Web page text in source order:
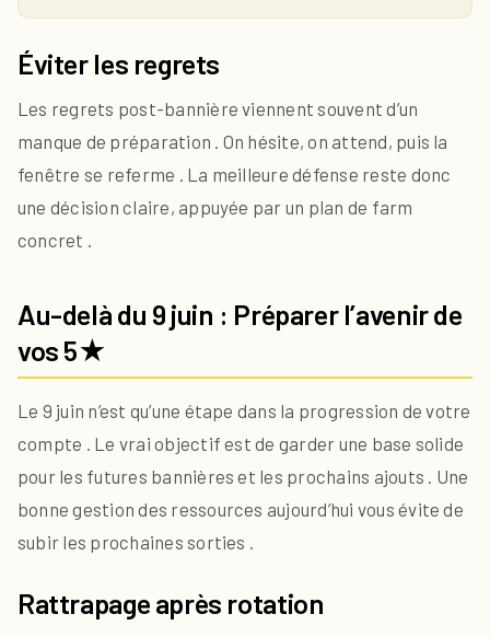
Éviter les regrets
Les regrets post-bannière viennent souvent d’un
manque de préparation . On hésite, on attend, puis la
fenêtre se referme . La meilleure défense reste donc
une décision claire, appuyée par un plan de farm
concret .
Au-delà du 9 juin : Préparer l’avenir de
vos 5★
Le 9 juin n’est qu’une étape dans la progression de votre
compte . Le vrai objectif est de garder une base solide
pour les futures bannières et les prochains ajouts . Une
bonne gestion des ressources aujourd’hui vous évite de
subir les prochaines sorties .
Rattrapage après rotation